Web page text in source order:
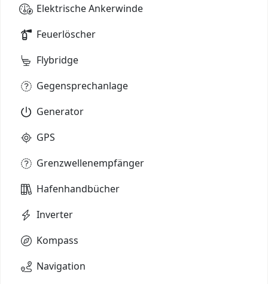
Elektrische Ankerwinde
Feuerlöscher
Flybridge
Gegensprechanlage
Generator
GPS
Grenzwellenempfänger
Hafenhandbücher
Inverter
Kompass
Navigation